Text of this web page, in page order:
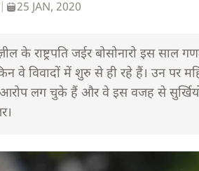
25 JAN, 2020
के राष्ट्रपति जईर बोसोनारो इस
वे विवादों में शुरु से ही रहे हैं। उन पर
लग चुके हैं और वे इस वजह से